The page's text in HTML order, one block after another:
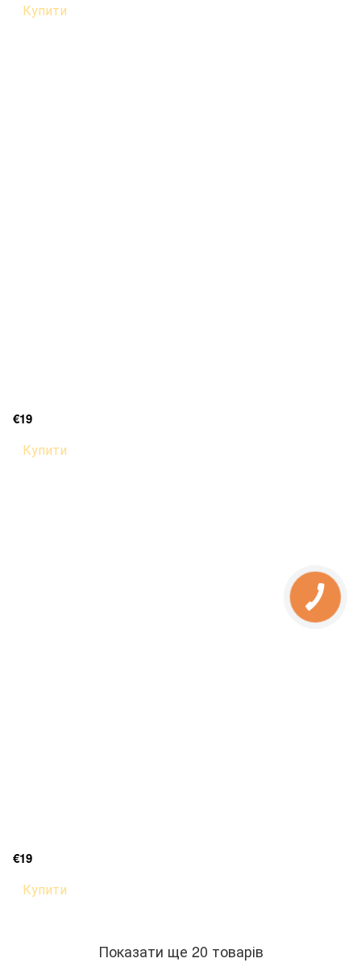
Купити
€19
Купити
€19
Купити
Показати ще 20 товарів